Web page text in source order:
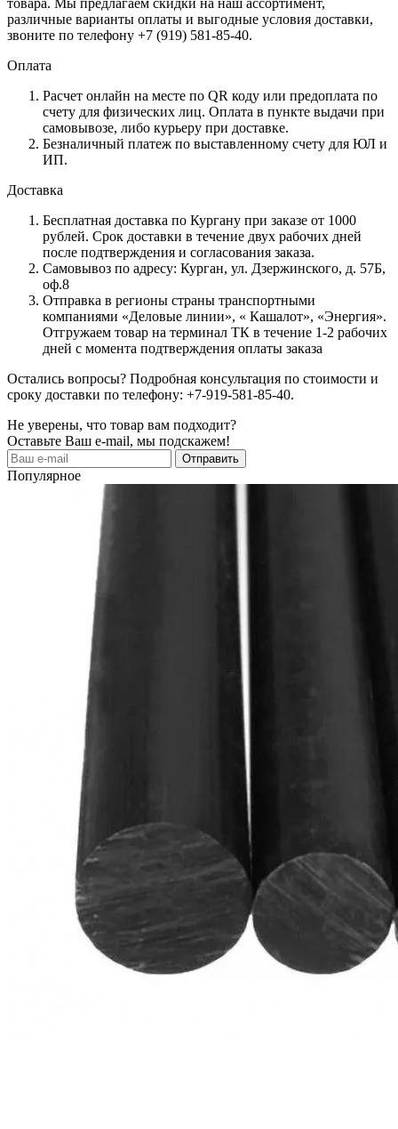
товара. Мы предлагаем скидки на наш ассортимент,
различные варианты оплаты и выгодные условия доставки,
звоните по телефону +7 (919) 581-85-40.
Оплата
Расчет онлайн на месте по QR коду или предоплата по
счету для физических лиц. Оплата в пункте выдачи при
самовывозе, либо курьеру при доставке.
Безналичный платеж по выставленному счету для ЮЛ и
ИП.
Доставка
Бесплатная доставка по Кургану при заказе от 1000
рублей. Срок доставки в течение двух рабочих дней
после подтверждения и согласования заказа.
Самовывоз по адресу: Курган, ул. Дзержинского, д. 57Б,
оф.8
Отправка в регионы страны транспортными
компаниями «Деловые линии», « Кашалот», «Энергия».
Отгружаем товар на терминал ТК в течение 1-2 рабочих
дней с момента подтверждения оплаты заказа
Остались вопросы? Подробная консультация по стоимости и
сроку доставки по телефону: +7-919-581-85-40.
Не уверены, что товар вам подходит?
Оставьте Ваш e-mail, мы подскажем!
Популярное